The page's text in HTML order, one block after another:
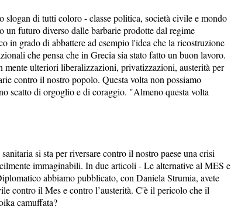
slogan di tutti coloro - classe politica, società civile e mondo
un futuro diverso dalle barbarie prodotte dal regime
in grado di abbattere ad esempio l'idea che la ricostruzione
che pensa che in Grecia sia stato fatto un buon lavoro.
mente ulteriori liberalizzazioni, privatizzazioni, austerità per
contro il nostro popolo. Questa volta non possiamo
scatto di orgoglio e di coraggio. "Almeno questa volta
si sta per riversare contro il nostro paese una crisi
immaginabili. In due articoli - Le alternative al MES e
abbiamo pubblicato, con Daniela Strumia, avete
contro il Mes e contro l’austerità. C'è il pericolo che il
camuffata?